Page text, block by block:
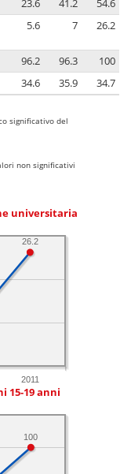
23.6 41.2
54.6
5.6 7 26.2
96.2 96.3
100
34.6 35.9 34.7
significativo del
non significativi
universitaria
2011
26.2
15-19 anni
100